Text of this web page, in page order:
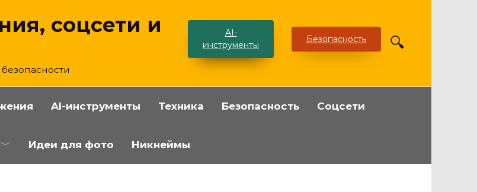
соцсети и
AI-
инструменты
Безопасность
AI-инструменты Техника Безопасность Соцсети
Идеи для фото Никнеймы